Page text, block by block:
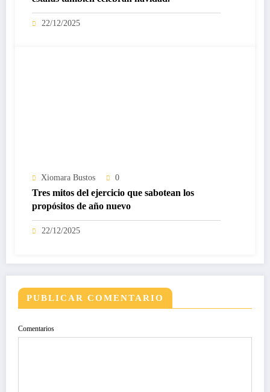
22/12/2025
Xiomara Bustos 0
Tres mitos del ejercicio que sabotean los
propósitos de año nuevo
22/12/2025
PUBLICAR COMENTARIO
Comentarios